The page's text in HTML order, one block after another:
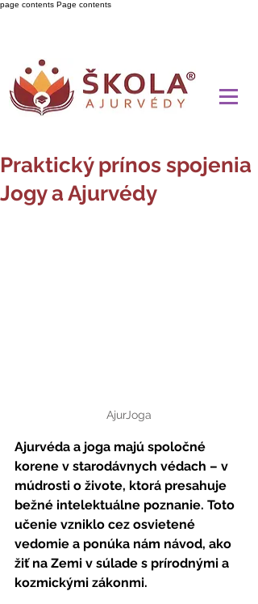
page contents Page contents
Praktický prínos spojenia
Jogy a Ajurvédy
AjurJoga
Ajurvéda a joga majú spoločné
korene v starodávnych védach – v
múdrosti o živote, ktorá presahuje
bežné intelektuálne poznanie. Toto
učenie vzniklo cez osvietené
vedomie a ponúka nám návod, ako
žiť na Zemi v súlade s prírodnými a
kozmickými zákonmi.